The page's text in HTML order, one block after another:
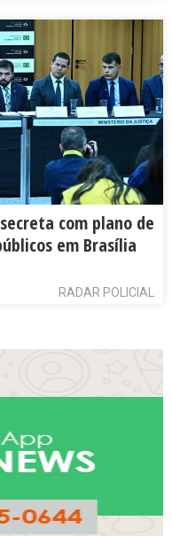
com plano de
em Brasília
RADAR POLICIAL